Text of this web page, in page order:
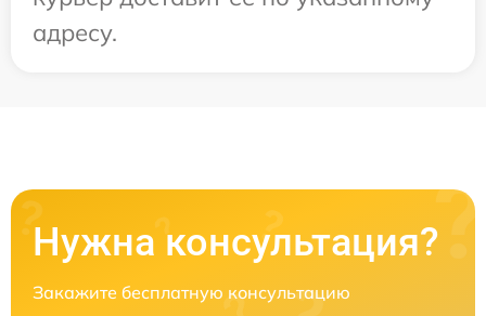
адресу.
Нужна консультация?
Закажите бесплатную консультацию